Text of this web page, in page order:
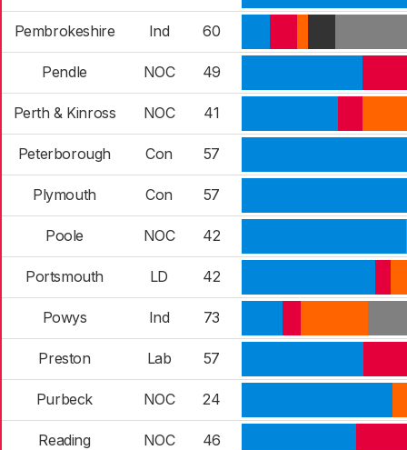
Pembrokeshire Ind 60
Pendle NOC 49
Perth & Kinross NOC 41
Peterborough Con 57
Plymouth Con 57
Poole NOC 42
Portsmouth LD 42
Powys Ind 73
Preston Lab 57
Purbeck NOC 24
Reading NOC 46